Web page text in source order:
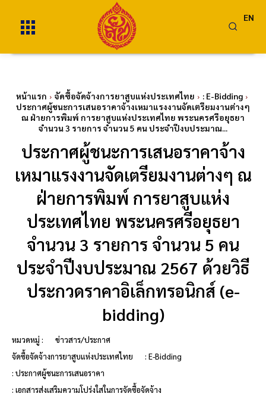
EN
หน้าแรก จัดซื้อจัดจ้างการยาสูบแห่งประเทศไทย
: E-Bidding
ประกาศผู้ชนะการเสนอราคาจ้างเหมาแรงงานจัดเตรียมงานต่างๆ
ณ ฝ่ายการพิมพ์ การยาสูบแห่งประเทศไทย พระนครศรีอยุธยา
จำนวน 3 รายการ จำนวน 5 คน ประจำปีงบประมาณ...
ประกาศผู้ชนะการเสนอราคาจ้าง
เหมาแรงงานจัดเตรียมงานต่างๆ ณ
ฝ่ายการพิมพ์ การยาสูบแห่ง
ประเทศไทย พระนครศรีอยุธยา
จำนวน 3 รายการ จำนวน 5 คน
ประจำปีงบประมาณ 2567 ด้วยวิธี
ประกวดราคาอิเล็กทรอนิกส์ (e-
bidding)
หมวดหมู่ :
ข่าวสาร/ประกาศ
จัดซื้อจัดจ้างการยาสูบแห่งประเทศไทย
: E-Bidding
: ประกาศผู้ชนะการเสนอราคา
: เอกสารส่งเสริมความโปร่งใสในการจัดซื้อจัดจ้าง